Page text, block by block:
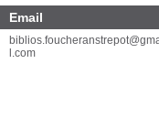
Email
biblios.foucheranstrepot@gmai